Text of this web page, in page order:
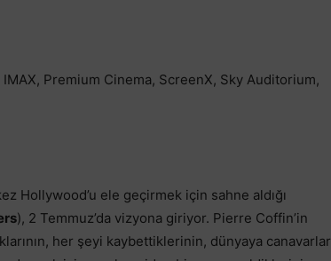
Premium Cinema, ScreenX, Sky Auditorium,
Hollywood’u ele geçirmek için sahne aldığı
), 2 Temmuz’da vizyona giriyor. Pierre Coffin’in
her şeyi kaybettiklerinin, dünyaya canavarlar